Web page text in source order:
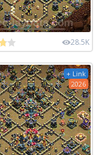
28.5K
+ Link
2026